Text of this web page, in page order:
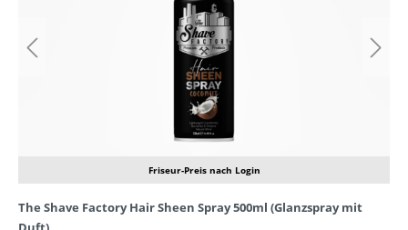
Friseur-Preis nach Login
The Shave Factory Hair Sheen Spray 500ml (Glanzspray mit